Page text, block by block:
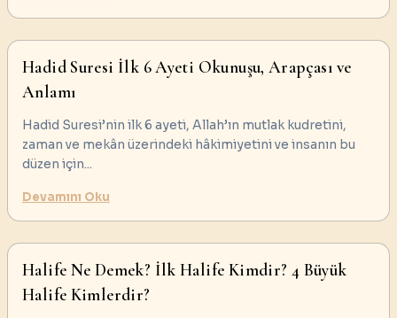
Hadid Suresi İlk 6 Ayeti Okunuşu, Arapçası ve
Anlamı
Hadid Suresi’nin ilk 6 ayeti, Allah’ın mutlak kudretini,
zaman ve mekân üzerindeki hâkimiyetini ve insanın bu
düzen için...
Devamını Oku
Halife Ne Demek? İlk Halife Kimdir? 4 Büyük
Halife Kimlerdir?